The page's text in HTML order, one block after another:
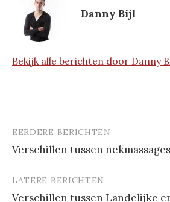
Danny Bijl
Bekijk alle berichten door Danny
Berichtnavigatie
EERDERE BERICHTEN
Verschillen tussen
LATERE BERICHTEN
Verschillen tussen Landelijke